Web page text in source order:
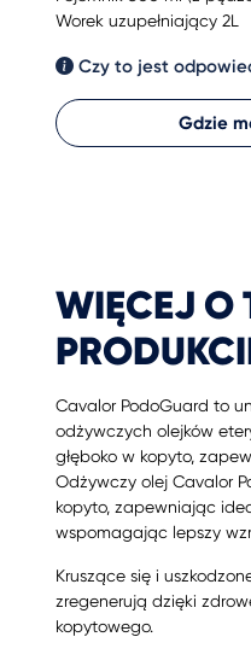
Worek uzupełniający 2L
Czy to jest
Gdzie
WIĘCEJ O
Cavalor PodoGuard to
odżywczych olejków
głęboko w kopyto,
Odżywczy olej Cavalor
kopyto, zapewniając
wspomagając lepszy
Kruszące się i
zregenerują dzięki
kopytowego.